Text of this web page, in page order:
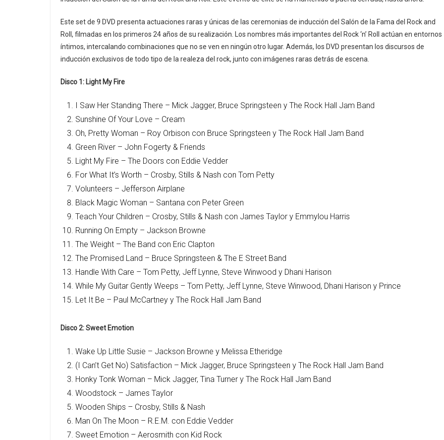
Este set de 9 DVD presenta actuaciones raras y únicas de las ceremonias de inducción del Salón de la Fama del Rock and
Roll, filmadas en los primeros 24 años de su realización. Los nombres más importantes del Rock ‘n’ Roll actúan en entornos
íntimos, intercalando combinaciones que no se ven en ningún otro lugar. Además, los DVD presentan los discursos de
inducción exclusivos de todo tipo de la realeza del rock, junto con imágenes raras detrás de escena.
Disco 1: Light My Fire
I Saw Her Standing There – Mick Jagger, Bruce Springsteen y The Rock Hall Jam Band
Sunshine Of Your Love – Cream
Oh, Pretty Woman – Roy Orbison con Bruce Springsteen y The Rock Hall Jam Band
Green River – John Fogerty & Friends
Light My Fire – The Doors con Eddie Vedder
For What It’s Worth – Crosby, Stills & Nash con Tom Petty
Volunteers – Jefferson Airplane
Black Magic Woman – Santana con Peter Green
Teach Your Children – Crosby, Stills & Nash con James Taylor y Emmylou Harris
Running On Empty – Jackson Browne
The Weight – The Band con Eric Clapton
The Promised Land – Bruce Springsteen & The E Street Band
Handle With Care – Tom Petty, Jeff Lynne, Steve Winwood y Dhani Harison
While My Guitar Gently Weeps – Tom Petty, Jeff Lynne, Steve Winwood, Dhani Harison y Prince
Let It Be – Paul McCartney y The Rock Hall Jam Band
Disco 2: Sweet Emotion
Wake Up Little Susie – Jackson Browne y Melissa Etheridge
(I Can’t Get No) Satisfaction – Mick Jagger, Bruce Springsteen y The Rock Hall Jam Band
Honky Tonk Woman – Mick Jagger, Tina Turner y The Rock Hall Jam Band
Woodstock – James Taylor
Wooden Ships – Crosby, Stills & Nash
Man On The Moon – R.E.M. con Eddie Vedder
Sweet Emotion – Aerosmith con Kid Rock